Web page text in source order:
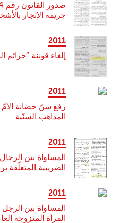
جريمة الإتجار
2011
إلغاء قوننة
2011
رفع سنّ حضانة
المذاهب السنّية
2011
المساواة بين
الضريبية المتعلّقة
2011
المساواة بين
المرأة المتزوجة